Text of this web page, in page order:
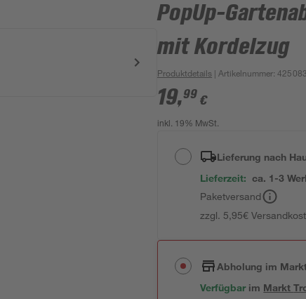
PopUp-
mit Kordelzug
Produktdetails | Artikelnummer:
19,99 €
inkl. 19% MwSt.
Lieferung nach
Lieferzeit: ca. 1-3
Paketversand
zzgl. 5,95€
Abholung im
Verfügbar im Markt